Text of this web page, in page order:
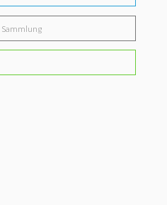
Sammlung